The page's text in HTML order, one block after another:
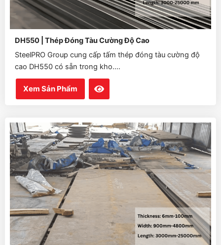
DH550 | Thép Đóng Tàu Cường Độ Cao
SteelPRO Group cung cấp tấm thép đóng tàu cường độ
cao DH550 có sẵn trong kho....
Xem Sản Phẩm